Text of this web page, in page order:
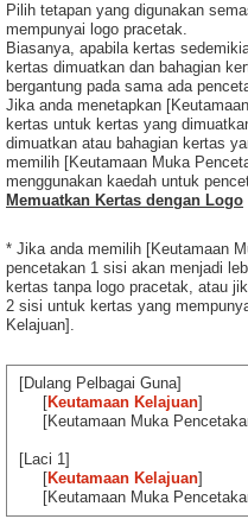
Pilih tetapan yang digunakan
mempunyai logo pracetak.
Biasanya, apabila kertas
kertas dimuatkan dan bahagian
bergantung pada sama ada
Jika anda menetapkan
kertas untuk kertas yang
dimuatkan atau bahagian kertas
memilih [Keutamaan Muka
menggunakan kaedah untuk
Memuatkan Kertas dengan Logo
* Jika anda memilih [Keutamaan
pencetakan 1 sisi akan menjadi
kertas tanpa logo pracetak, atau
2 sisi untuk kertas yang
Kelajuan].
[Dulang Pelbagai Guna]
[Keutamaan Kelajuan]
[Keutamaan Muka
[Laci 1]
[Keutamaan Kelajuan]
[Keutamaan Muka